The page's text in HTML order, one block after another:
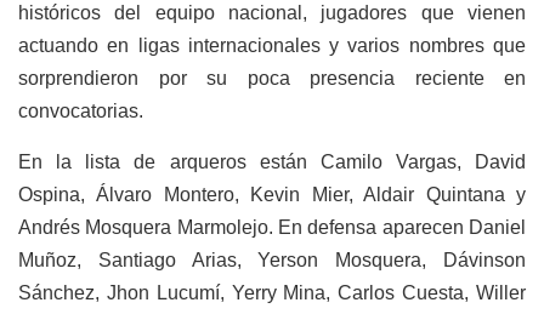
históricos del equipo nacional, jugadores que vienen
actuando en ligas internacionales y varios nombres que
sorprendieron por su poca presencia reciente en
convocatorias.
En la lista de arqueros están Camilo Vargas, David
Ospina, Álvaro Montero, Kevin Mier, Aldair Quintana y
Andrés Mosquera Marmolejo. En defensa aparecen Daniel
Muñoz, Santiago Arias, Yerson Mosquera, Dávinson
Sánchez, Jhon Lucumí, Yerry Mina, Carlos Cuesta, Willer